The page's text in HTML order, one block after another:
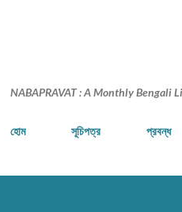
NABAPRAVAT : A Monthly Bengali
হোম সূচিপত্র প্রবন্ধ